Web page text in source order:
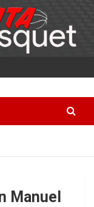
Manuel